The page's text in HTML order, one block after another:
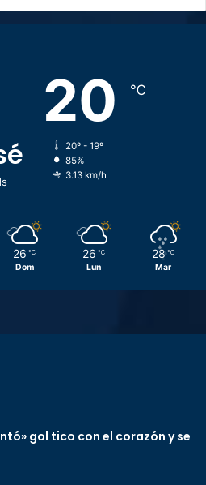
20 ℃
20º - 19º
85%
3.13 km/h
26 ℃
Dom
26 ℃
Lun
28 ℃
Mar
gol tico con el corazón y se